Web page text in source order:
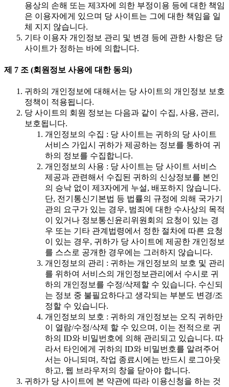
용상의 손해 또는 제3자에 의한 부정이용 등에 대한 책임
은 이용자에게 있으며 당 사이트는 그에 대한 책임을 일
체 지지 않습니다.
기타 이용자 개인정보 관리 및 변경 등에 관한 사항은 당
사이트가 정하는 바에 의합니다.
제 7 조 (회원정보 사용에 대한 동의)
귀하의 개인정보에 대해서는 당 사이트의 개인정보 보호
정책이 적용됩니다.
당 사이트의 회원 정보는 다음과 같이 수집, 사용, 관리,
보호됩니다.
개인정보의 수집 : 당 사이트는 귀하의 당 사이트
서비스 가입시 귀하가 제공하는 정보를 통하여 귀
하의 정보를 수집합니다.
개인정보의 사용 : 당 사이트는 당 사이트 서비스
제공과 관련해서 수집된 귀하의 신상정보를 본인
의 승낙 없이 제3자에게 누설, 배포하지 않습니다.
단, 전기통신기본법 등 법률의 규정에 의해 국가기
관의 요구가 있는 경우, 범죄에 대한 수사상의 목적
이 있거나 정보통신윤리위원회의 요청이 있는 경
우 또는 기타 관계법령에서 정한 절차에 따른 요청
이 있는 경우, 귀하가 당 사이트에 제공한 개인정보
를 스스로 공개한 경우에는 그러하지 않습니다.
개인정보의 관리 : 귀하는 개인정보의 보호 및 관리
를 위하여 서비스의 개인정보관리에서 수시로 귀
하의 개인정보를 수정/삭제할 수 있습니다. 수신되
는 정보 중 불필요하다고 생각되는 부분도 변경/조
정할 수 있습니다.
개인정보의 보호 : 귀하의 개인정보는 오직 귀하만
이 열람/수정/삭제 할 수 있으며, 이는 전적으로 귀
하의 ID와 비밀번호에 의해 관리되고 있습니다. 따
라서 타인에게 귀하의 ID와 비밀번호를 알려주어
서는 아니되며, 작업 종료시에는 반드시 로그아웃
하고, 웹 브라우저의 창을 닫아야 합니다.
귀하가 당 사이트에 본 약관에 따라 이용신청을 하는 것